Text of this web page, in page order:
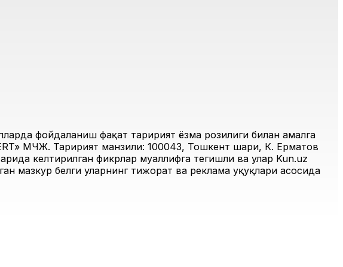
фойдаланиш фақат таҳририят ёзма розилиги билан амалга
МЧЖ. Таҳририят манзили: 100043, Тошкент шаҳри, К. Ерматов
келтирилган фикрлар муаллифга тегишли ва улар Kun.uz
мазкур белги уларнинг тижорат ва реклама ҳуқуқлари асосида